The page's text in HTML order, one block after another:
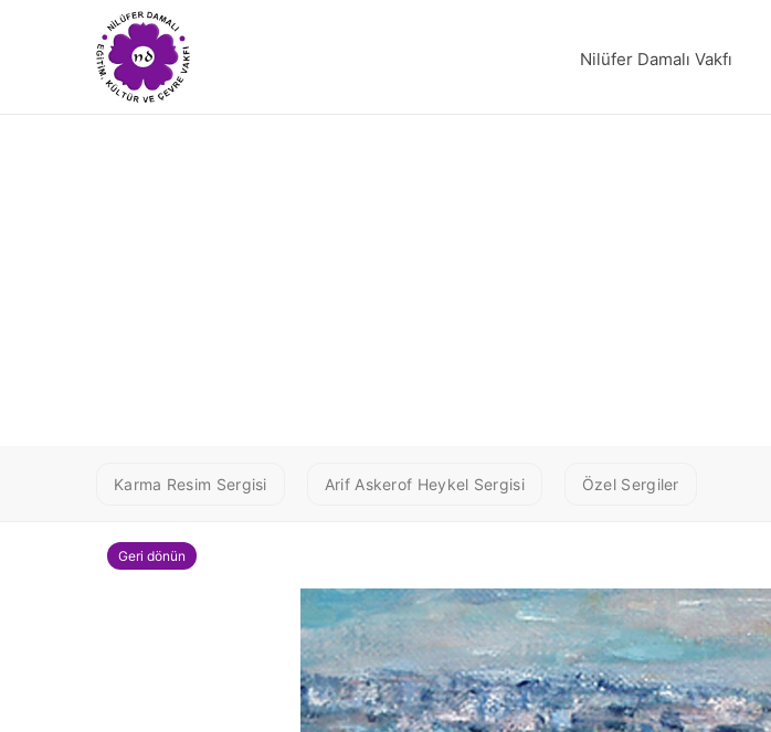
Nilüfer Damalı Vakfı
Karma Resim Sergisi Arif Askerof Heykel Sergisi Özel Sergiler
Geri dönün